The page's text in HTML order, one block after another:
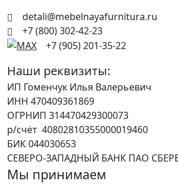
detali@mebelnayafurnitura.ru
+7 (800) 302-42-23
+7 (905) 201-35-22
Наши реквизиты:
ИП Гоменчук Илья Валерьевич
ИНН 470409361869
ОГРНИП 314470429300073
р/счёт 40802810355000019460
БИК 044030653
СЕВЕРО-ЗАПАДНЫЙ БАНК ПАО
Мы принимаем